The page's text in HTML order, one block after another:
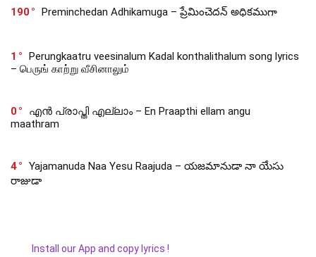
190 Preminchedan Adhikamuga – ప్రేమించెదన్ అధికముగా
1
Perungkaatru veesinalum Kadal konthalithalum song lyrics
– பெருங் காற்று வீசினாலும்
0
എൻ പ്രാപ്തി എല്ലാം – En Praapthi ellam angu
maathram
4
Yajamanuda Naa Yesu Raajuda – యజమానుడా నా యేసు
రాజుడా
Install our App and copy lyrics !